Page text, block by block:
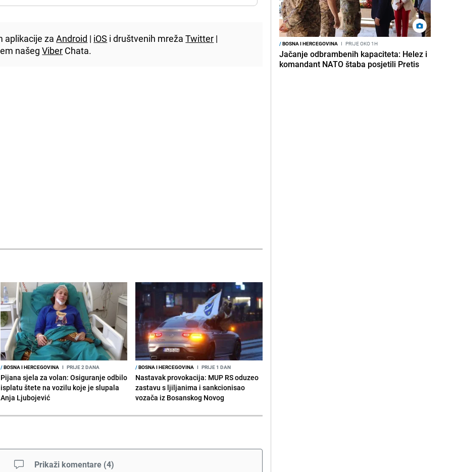
aplikacije zaAndroid | iOS i društvenih mrežaTwitter |
našegViber Chata.
/BOSNA I HERCEGOVINA I PRIJE 2 DANA
Pijana sjela za volan: Osiguranje odbilo
isplatu štete na vozilu koje je slupala
Anja Ljubojević
/BOSNA I HERCEGOVINA I PRIJE 1 DAN
Nastavak provokacija: MUP RS oduzeo
zastavu s ljiljanima i sankcionisao
vozača iz Bosanskog Novog
Prikaži komentare (4)
/BOSNA I HERCEGOVINA I PRIJE OKO 1H
Jačanje odbrambenih kapaciteta: Helez i
komandant NATO štaba posjetili Pretis